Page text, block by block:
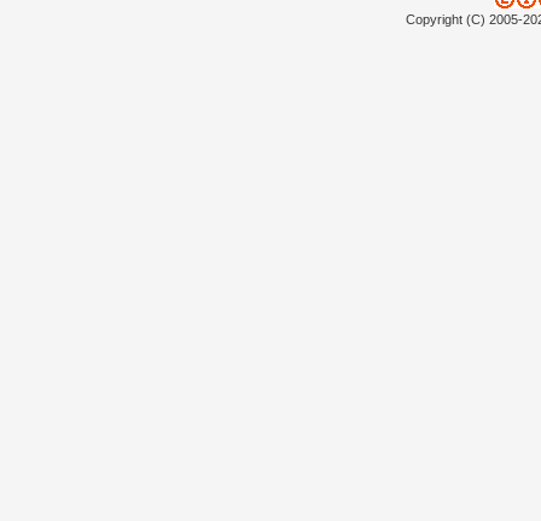
Copyright (C) 2005-